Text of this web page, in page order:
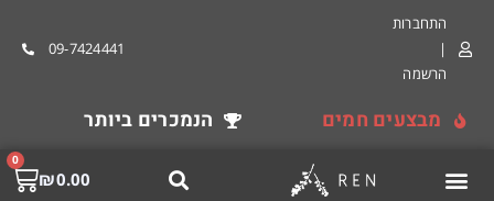
התחברות
|
הרשמה
מבצעים חמים הנמכרים ביותר
09-7424441
₪0.00
0